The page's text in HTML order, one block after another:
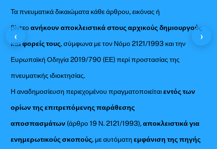
Τα πνευματικά δικαιώματα κάθε άρθρου, εικόνας ή
βίντεοανήκουν αποκλειστικά στους αρχικούς δημιουργούς
και φορείς τους, σύμφωνα με τον Νόμο 2121/1993 και την
Ευρωπαϊκή Οδηγία 2019/790 (ΕΕ) περί προστασίας της
πνευματικής ιδιοκτησίας.
Η αναδημοσίευση περιεχομένου πραγματοποιείταιεντός των
ορίων της επιτρεπόμενης παράθεσης
αποσπασμάτων (άρθρο 19 Ν. 2121/1993),αποκλειστικά για
ενημερωτικούς σκοπούς, με αυτόματηεμφάνιση της πηγής
‹ ›